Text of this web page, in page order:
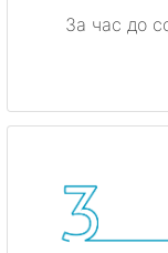
За час до